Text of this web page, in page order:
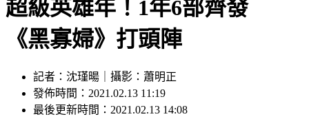
超級英雄年！1年6部齊發
《黑寡婦》打頭陣
記者：沈瑾暘｜攝影：蕭明正
發佈時間：2021.02.13 11:19